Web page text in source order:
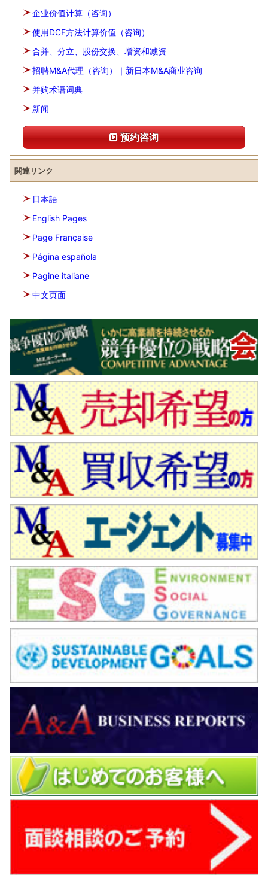
企业价值计算（咨询）
使用DCF方法计算价值（咨询）
合并、分立、股份交换、增资和减资
招聘M&A代理（咨询）｜新日本M&A商业咨询
并购术语词典
新闻
预约咨询
関連リンク
日本語
English Pages
Page Française
Página española
Pagine italiane
中文页面